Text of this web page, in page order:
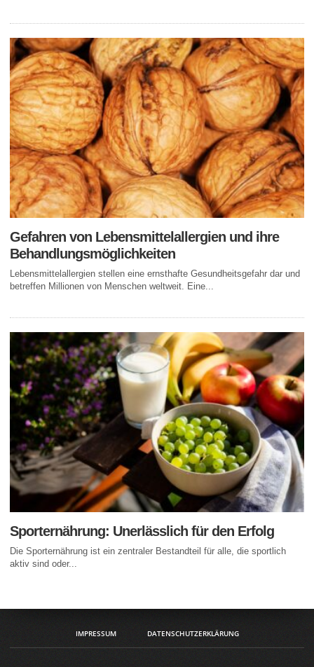
Gefahren von Lebensmittelallergien und ihre
Behandlungsmöglichkeiten
Lebensmittelallergien stellen eine ernsthafte Gesundheitsgefahr dar und
betreffen Millionen von Menschen weltweit. Eine...
Sporternährung: Unerlässlich für den Erfolg
Die Sporternährung ist ein zentraler Bestandteil für alle, die sportlich
aktiv sind oder...
IMPRESSUM DATENSCHUTZERKLÄRUNG